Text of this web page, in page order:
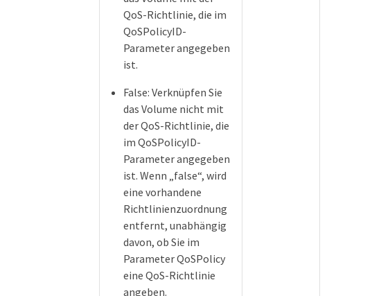
QoS-Richtlinie, die im
QoSPolicyID-
Parameter angegeben
ist.
False: Verknüpfen Sie
das Volume nicht mit
der QoS-Richtlinie, die
im QoSPolicyID-
Parameter angegeben
ist. Wenn „false“, wird
eine vorhandene
Richtlinienzuordnung
entfernt, unabhängig
davon, ob Sie im
Parameter QoSPolicy
eine QoS-Richtlinie
angeben.